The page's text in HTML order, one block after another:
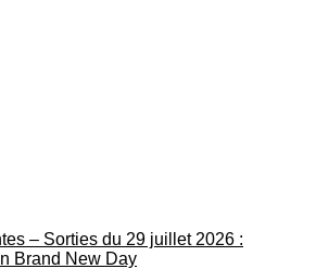
– Sorties du 29 juillet 2026 :
Brand New Day